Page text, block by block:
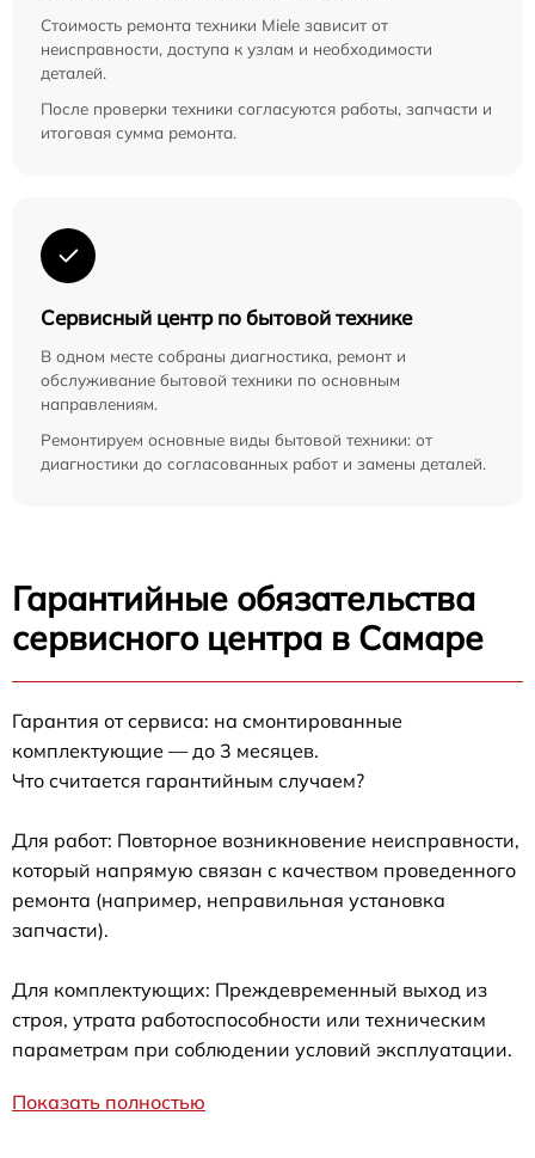
Стоимость ремонта техники Miele зависит от
неисправности, доступа к узлам и необходимости
деталей.
После проверки техники согласуются работы, запчасти и
итоговая сумма ремонта.
Сервисный центр по бытовой технике
В одном месте собраны диагностика, ремонт и
обслуживание бытовой техники по основным
направлениям.
Ремонтируем основные виды бытовой техники: от
диагностики до согласованных работ и замены деталей.
Гарантийные обязательства
сервисного центра в Самаре
Гарантия от сервиса: на смонтированные
комплектующие — до 3 месяцев.
Что считается гарантийным случаем?
Для работ: Повторное возникновение неисправности,
который напрямую связан с качеством проведенного
ремонта (например, неправильная установка
запчасти).
Для комплектующих: Преждевременный выход из
строя, утрата работоспособности или техническим
параметрам при соблюдении условий эксплуатации.
Показать полностью